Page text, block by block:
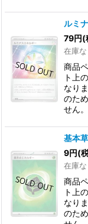
ルミ
79円(
在庫な
商品
ト上
なり
のた
せん
基本
9円(
在庫な
商品
ト上
なり
のた